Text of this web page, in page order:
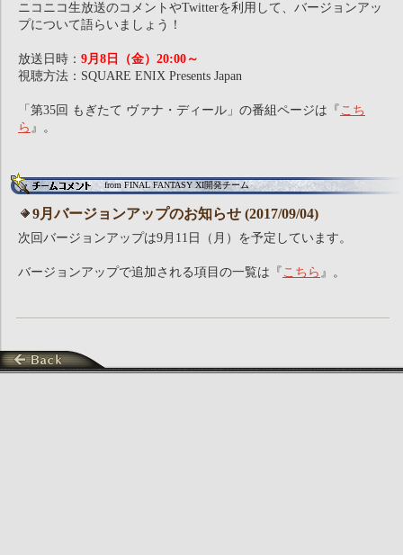
ニコニコ生放送のコメントやTwitterを利用して、バージョンアッ
プについて語らいましょう！
放送日時： 9月8日（金）20:00～
視聴方法：SQUARE ENIX Presents Japan
「第35回 もぎたて ヴァナ・ディール」の番組ページは『 こち
ら 』。
from FINAL FANTASY XI開発チーム
9月バージョンアップのお知らせ (2017/09/04)
次回バージョンアップは9月11日（月）を予定しています。
バージョンアップで追加される項目の一覧は『 こちら 』。